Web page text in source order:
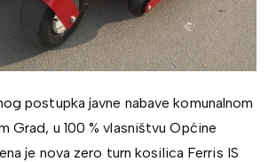
postupka javne nabave komunalnom
Grad, u 100 % vlasništvu Općine
je nova zero turn kosilica Ferris IS